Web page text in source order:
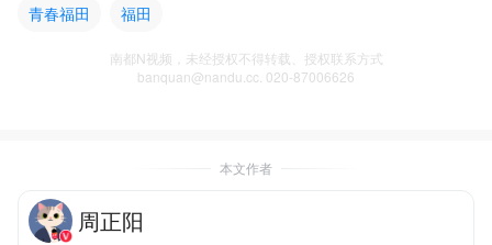
青春福田 福田
南都N视频，未经授权不得转载、授权联系方式
banquan@nandu.cc. 020-87006626
本文作者
周正阳